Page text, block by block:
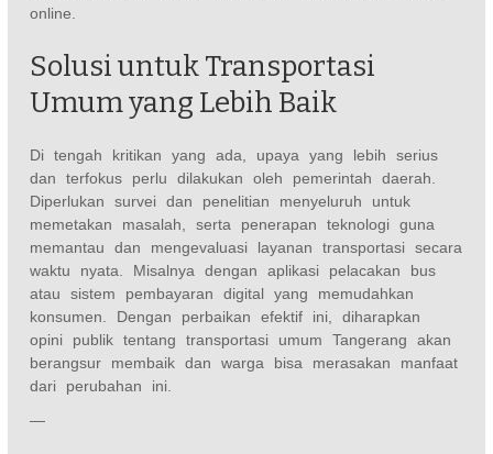
online.
Solusi untuk Transportasi
Umum yang Lebih Baik
Di tengah kritikan yang ada, upaya yang lebih serius
dan terfokus perlu dilakukan oleh pemerintah daerah.
Diperlukan survei dan penelitian menyeluruh untuk
memetakan masalah, serta penerapan teknologi guna
memantau dan mengevaluasi layanan transportasi secara
waktu nyata. Misalnya dengan aplikasi pelacakan bus
atau sistem pembayaran digital yang memudahkan
konsumen. Dengan perbaikan efektif ini, diharapkan
opini publik tentang transportasi umum Tangerang akan
berangsur membaik dan warga bisa merasakan manfaat
dari perubahan ini.
—